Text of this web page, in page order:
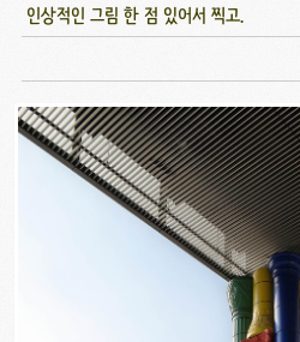
인상적인 그림 한 점 있어서 찍고.